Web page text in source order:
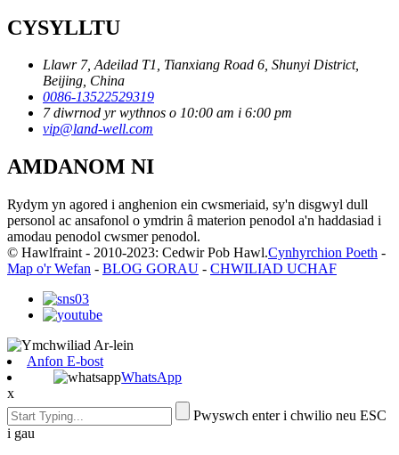
CYSYLLTU
Llawr 7, Adeilad T1, Tianxiang Road 6, Shunyi District,
Beijing, China
0086-13522529319
7 diwrnod yr wythnos o 10:00 am i 6:00 pm
vip@land-well.com
AMDANOM NI
Rydym yn agored i anghenion ein cwsmeriaid, sy'n disgwyl dull
personol ac ansafonol o ymdrin â materion penodol a'n haddasiad i
amodau penodol cwsmer penodol.
© Hawlfraint - 2010-2023: Cedwir Pob Hawl.Cynhyrchion Poeth -
Map o'r Wefan - BLOG GORAU - CHWILIAD UCHAF
Anfon E-bost
WhatsApp
x
Pwyswch enter i chwilio neu ESC
i gau